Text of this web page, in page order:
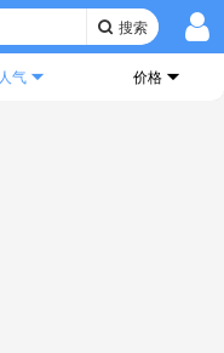
搜索
人气 价格